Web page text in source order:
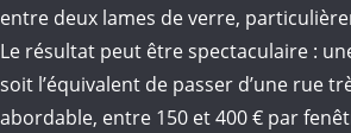
entre deux lames de verre,
Le résultat peut être spectaculaire :
soit l’équivalent de passer d’une rue
abordable, entre 150 et 400 € par